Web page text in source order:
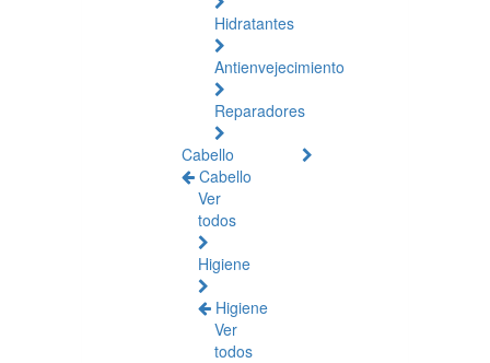
Hidratantes
Antienvejecimiento
Reparadores
Cabello
Cabello
Ver
todos
Higiene
Higiene
Ver
todos